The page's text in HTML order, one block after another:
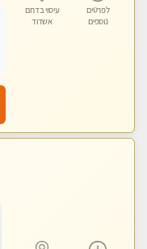
לפרטים
נוספים
עיסוי בדרום
אשדוד